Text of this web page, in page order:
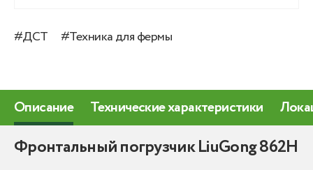
#ДСТ #Техника для фермы
Описание Технические характеристики
Фронтальный погрузчик LiuGong 862H